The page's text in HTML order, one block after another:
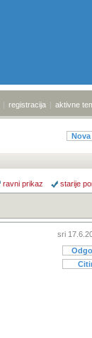
| registracija | aktivne
ravni prikaz starije
sri